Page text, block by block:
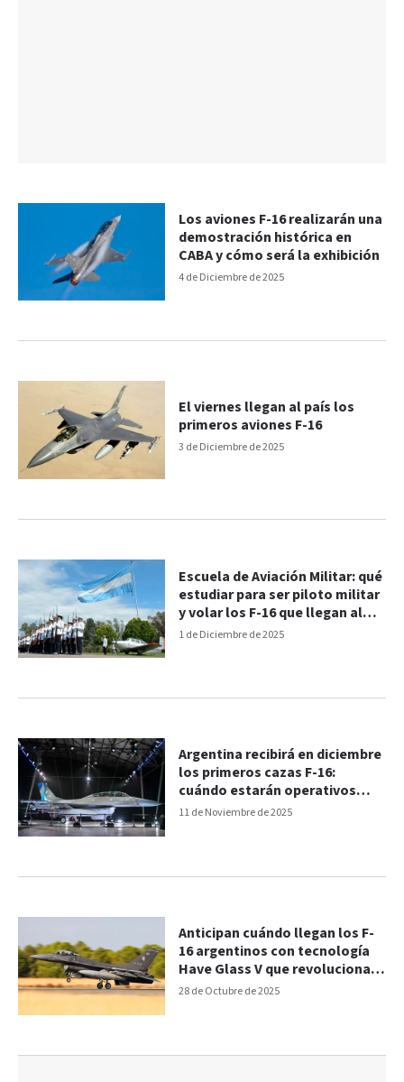
4 de Diciembre de 2025
Los aviones F-16 realizarán una
demostración histórica en
CABA y cómo será la exhibición
3 de Diciembre de 2025
El viernes llegan al país los
primeros aviones F-16
1 de Diciembre de 2025
Escuela de Aviación Militar: qué
estudiar para ser piloto militar
y volar los F-16 que llegan al
país
11 de Noviembre de 2025
Argentina recibirá en diciembre
los primeros cazas F-16:
cuándo estarán operativos
para la Fuerza Aérea
28 de Octubre de 2025
Anticipan cuándo llegan los F-
16 argentinos con tecnología
Have Glass V que revoluciona
el combate aéreo